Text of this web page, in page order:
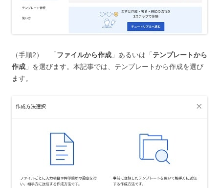
（手順2） 「ファイルから作成 」あるいは「テンプレートから
作成 」を選びます。本記事では、テンプレートから作成を選び
ます。